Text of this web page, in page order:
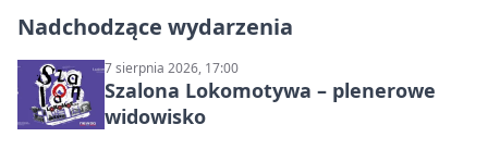
Nadchodzące wydarzenia
7 sierpnia 2026, 17:00
Szalona Lokomotywa – plenerowe
widowisko